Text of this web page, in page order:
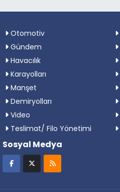
Otomotiv
Gündem
Havacılık
Karayolları
Manşet
Demiryolları
Video
Teslimat/ Filo Yönetimi
Sosyal Medya